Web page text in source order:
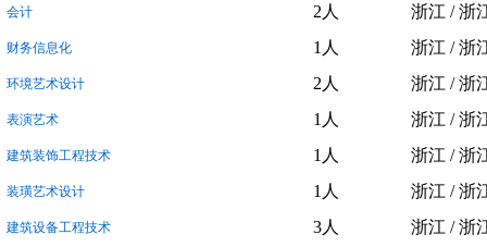
会计 2人 浙江 / 浙
财务信息化 1人 浙江 / 浙
环境艺术设计 2人 浙江 / 浙
表演艺术 1人 浙江 / 浙
建筑装饰工程技术 1人 浙江 / 浙
装璜艺术设计 1人 浙江 / 浙
建筑设备工程技术 3人 浙江 / 浙